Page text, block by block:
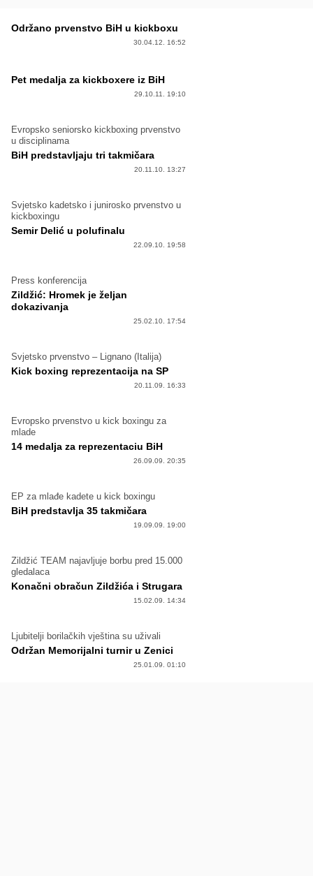
Održano prvenstvo BiH u kickboxu
30.04.12. 16:52
Pet medalja za kickboxere iz BiH
29.10.11. 19:10
Evropsko seniorsko kickboxing prvenstvo
u disciplinama
BiH predstavljaju tri takmičara
20.11.10. 13:27
Svjetsko kadetsko i junirosko prvenstvo u
kickboxingu
Semir Delić u polufinalu
22.09.10. 19:58
Press konferencija
Zildžić: Hromek je željan
dokazivanja
25.02.10. 17:54
Svjetsko prvenstvo – Lignano (Italija)
Kick boxing reprezentacija na SP
20.11.09. 16:33
Evropsko prvenstvo u kick boxingu za
mlade
14 medalja za reprezentaciu BiH
26.09.09. 20:35
EP za mlađe kadete u kick boxingu
BiH predstavlja 35 takmičara
19.09.09. 19:00
Zildžić TEAM najavljuje borbu pred 15.000
gledalaca
Konačni obračun Zildžića i Strugara
15.02.09. 14:34
Ljubitelji borilačkih vještina su uživali
Održan Memorijalni turnir u Zenici
25.01.09. 01:10